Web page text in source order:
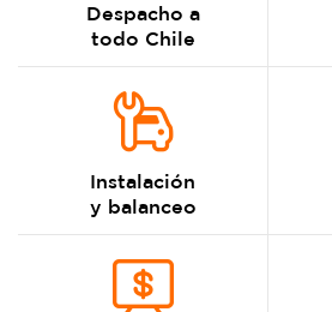
Despacho a
todo Chile
Instalación
y balanceo